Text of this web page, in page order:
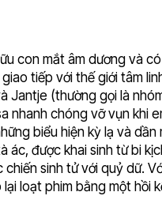
con mắt âm dương và
tiếp với thế giới tâm
Jantje (thường gọi là
nhanh chóng vỡ vụn khi
biểu hiện kỳ lạ và
được khai sinh từ bi
sinh tử với quỷ dữ.
loạt phim bằng một